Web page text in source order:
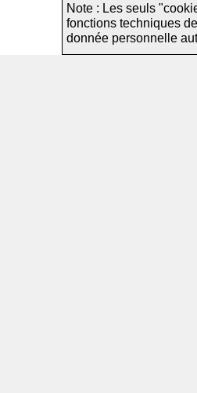
Note : Les seuls
fonctions techniques
donnée personnelle